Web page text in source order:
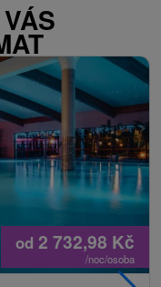
od 2 732,98 Kč
/noc/osoba